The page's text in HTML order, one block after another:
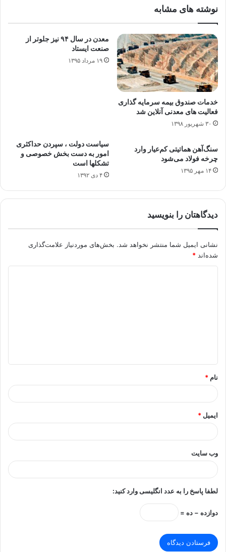
نوشته های مشابه
خدمات صندوق بیمه سرمایه گذاری
فعالیت های معدنی آنلاین شد
۳۰ شهریور ۱۳۹۸
معدن در سال ۹۴ نیز جلوتر از
صنعت ایستاد
۱۹ مرداد ۱۳۹۵
سنگ‌آهن هماتیتی کم‌عیار وارد
چرخه فولاد می‌شود
۱۴ مهر ۱۳۹۵
سیاست دولت ، سپردن حداکثری
امور به دست بخش خصوصی و
تشکلها است
۴ دی ۱۳۹۲
دیدگاهتان را بنویسید
نشانی ایمیل شما منتشر نخواهد شد. بخش‌های موردنیاز علامت‌گذاری
شده‌اند *
*
نام *
ایمیل *
وب‌ سایت
لطفا پاسخ را به عدد انگلیسی وارد کنید:
دوازده − ده =